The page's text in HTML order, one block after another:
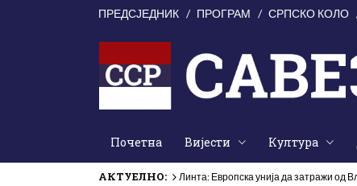
ПРЕДСЈЕДНИК ПРОГРАМ СРПСКО КОЛО
Почетна Вијести Култура
АКТУЕЛНО:
Линта: Европска унија да затражи од